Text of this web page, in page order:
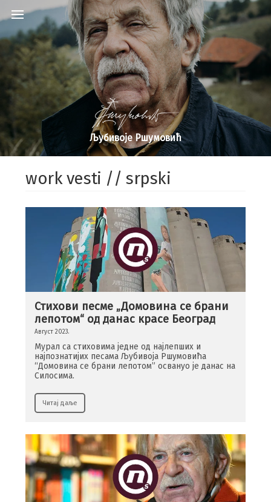
Љубивоје Ршумовић
work vesti // srpski
Стихови песме „Домовина се брани
лепотом“ од данас красе Београд
Август 2023.
Мурал са стиховима једне од најлепших и
најпознатијих песама Љубивоја Ршумовића
“Домовина се брани лепотом” освануо је данас на
Силосима.
Читај даље